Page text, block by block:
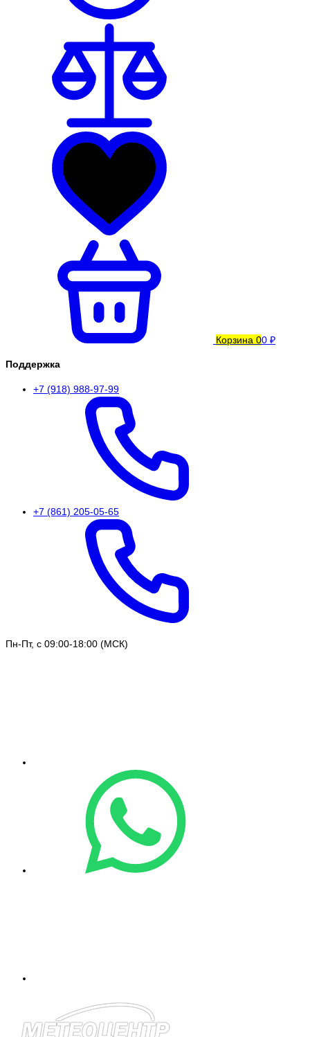
Корзина 00 ₽
Поддержка
+7 (918) 988-97-99
+7 (861) 205-05-65
Пн-Пт, с 09:00-18:00 (МСК)